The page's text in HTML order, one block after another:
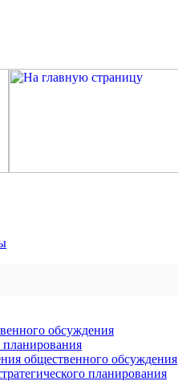
обсуждения
планирования
общественного обсуждения
планирования